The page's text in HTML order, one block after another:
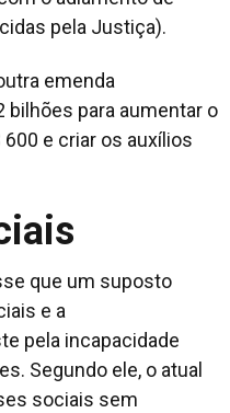
pela Justiça).
emenda
bilhões para aumentar o
600 e criar os auxílios
que um suposto
e a
pela incapacidade
Segundo ele, o atual
sociais sem